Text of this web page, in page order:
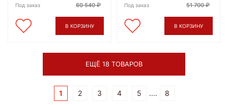
Под заказ 60 540
В КОРЗИНУ
Под заказ 51 700
В КОРЗИНУ
ЕЩЁ 18 ТОВАРОВ
1 2 3 4 5 .... 8